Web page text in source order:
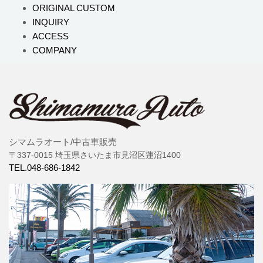
ORIGINAL CUSTOM
INQUIRY
ACCESS
COMPANY
シマムラオート/中古車販売
〒337-0015 埼玉県さいたま市見沼区蓮沼1400
TEL.048-686-1842